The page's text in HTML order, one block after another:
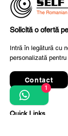
Solicită o ofertă
Intră în legătură cu
personalizată
Contact
Quick Links
1